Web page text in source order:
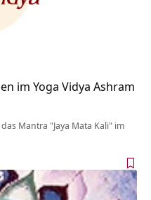
im Yoga Vidya Ashram
Mantra "Jaya Mata Kali" im